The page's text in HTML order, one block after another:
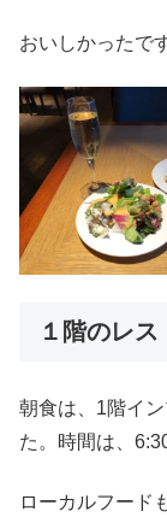
おいしかったで
１階のレ
朝食は、1階イ
た。時間は、
ローカルフード